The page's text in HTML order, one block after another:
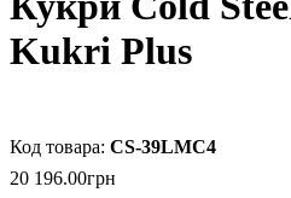
Kukri Plus
CS-39LMC4
20 196.00грн